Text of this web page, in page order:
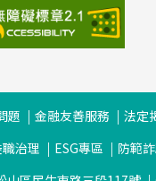
題 金融友善服務 法定
治理
ESG專區
防範